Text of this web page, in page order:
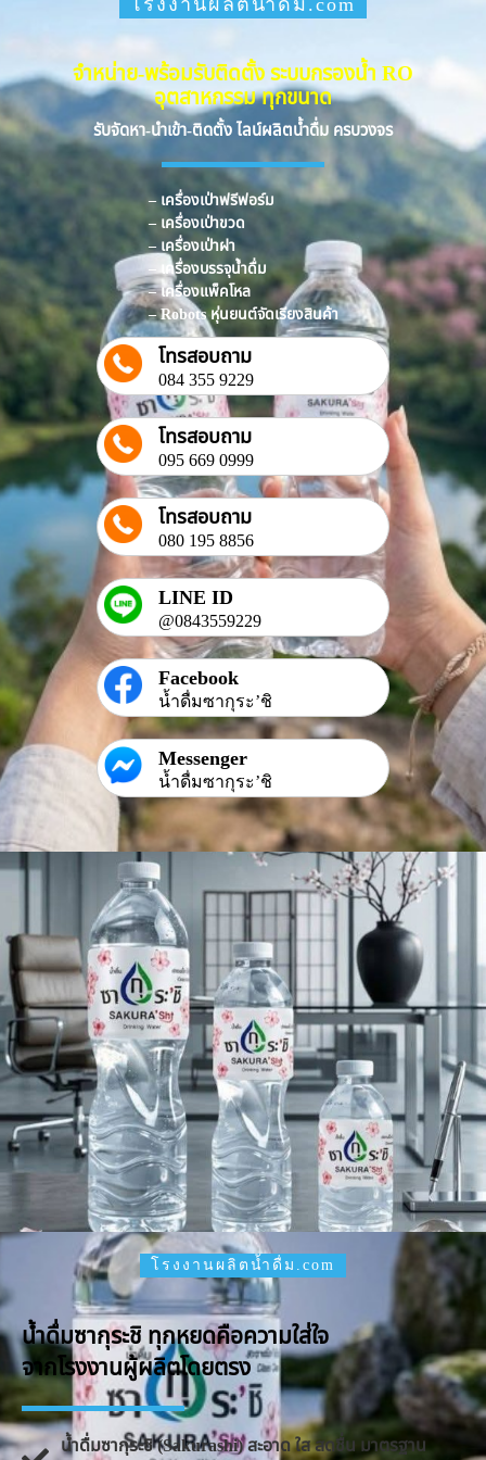
จำหน่าย-พร้อมรับติดตั้ง ระบบกรองน้ำ RO
อุตสาหกรรม ทุกขนาด
รับจัดหา-นำเข้า-ติดตั้ง ไลน์ผลิตน้ำดื่ม ครบวงจร
– เครื่องเป่าฟรีฟอร์ม
– เครื่องเป่าขวด
– เครื่องเป่าฝา
– เครื่องบรรจุน้ำดื่ม
– เครื่องแพ็คโหล
– Robots หุ่นยนต์จัดเรียงสินค้า
โทรสอบถาม
084 355 9229
โทรสอบถาม
095 669 0999
โทรสอบถาม
080 195 8856
LINE ID
@0843559229
Facebook
น้ำดื่มซากุระ’ชิ
Messenger
น้ำดื่มซากุระ’ชิ
โรงงานผลิตน้ำดื่ม.com
น้ำดื่มซากุระชิ ทุกหยดคือความใส่ใจ
จากโรงงานผู้ผลิตโดยตรง
น้ำดื่มซากุระชิ (Sakurashi) สะอาด ใส สดชื่น มาตรฐาน